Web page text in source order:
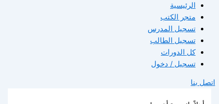
الرئيسية
متجر الكتب
تسجيل المدرس
تسجيل الطالب
كل الدورات
تسجيل / دخول
اتصل بنا